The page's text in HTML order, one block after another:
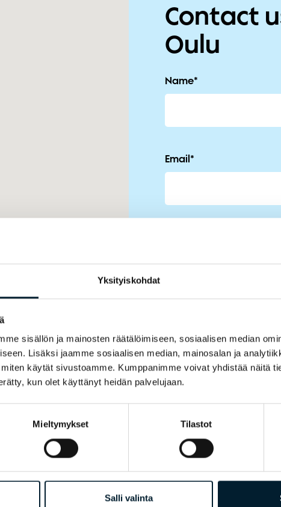
Yksityiskohdat
sisällön ja mainosten räätälöimiseen, sosiaalisen median
Lisäksi jaamme sosiaalisen median, mainosalan ja
käytät sivustoamme. Kumppanimme voivat yhdistää näitä
kun olet käyttänyt heidän palvelujaan.
Mieltymykset Tilastot
Salli valinta
Contact
Oulu
Name*
Email *